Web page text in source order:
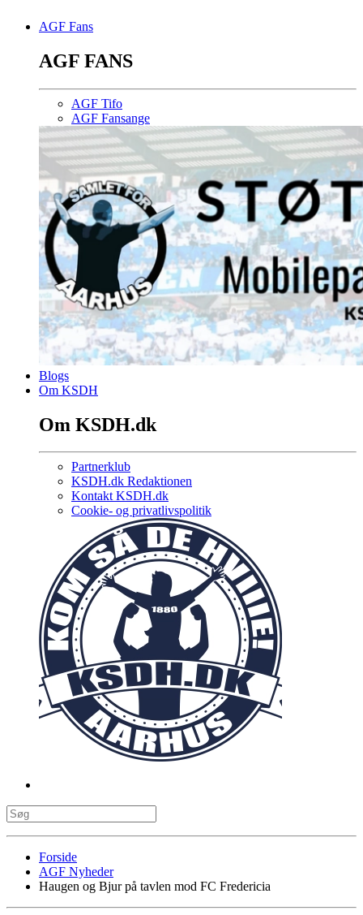
AGF Fans
AGF FANS
AGF Tifo
AGF Fansange
Blogs
Om KSDH
Om KSDH.dk
Partnerklub
KSDH.dk Redaktionen
Kontakt KSDH.dk
Cookie- og privatlivspolitik
Forside
AGF Nyheder
Haugen og Bjur på tavlen mod FC Fredericia